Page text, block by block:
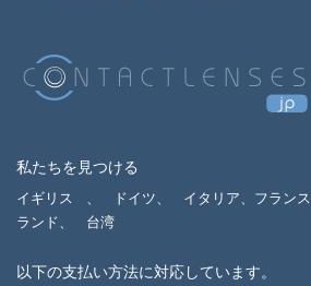
私たちを見つける
イギリス 、 ドイツ、 イタリア、フランス
ランド、
台湾
以下の支払い方法に対応しています。